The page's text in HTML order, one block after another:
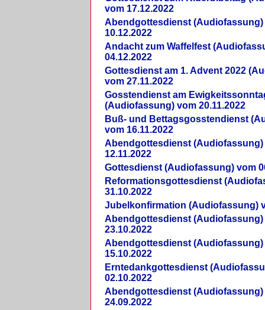
vom 17.12.2022
Abendgottesdienst (Audiofassung)
10.12.2022
Andacht zum Waffelfest
04.12.2022
Gottesdienst am 1. Advent 2022
vom 27.11.2022
Gosstendienst am
(Audiofassung) vom 20.11.2022
Buß- und Bettagsgosstendienst
vom 16.11.2022
Abendgottesdienst (Audiofassung)
12.11.2022
Gottesdienst (Audiofassung) vom
Reformationsgottesdienst
31.10.2022
Jubelkonfirmation (Audiofassung)
Abendgottesdienst (Audiofassung)
23.10.2022
Abendgottesdienst (Audiofassung)
15.10.2022
Erntedankgottesdienst
02.10.2022
Abendgottesdienst (Audiofassung)
24.09.2022